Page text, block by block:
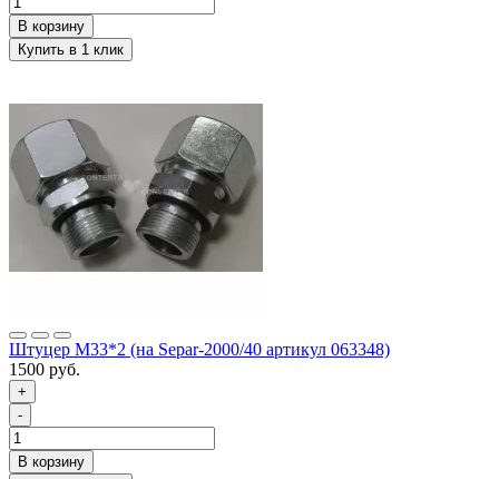
Штуцер М33*2 (на Separ-2000/40 артикул 063348)
1500 руб.
+
-